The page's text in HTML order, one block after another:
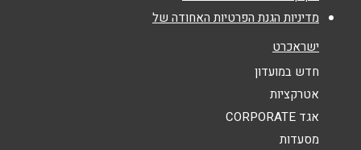
אנא חזרו אלי בקשר ל...
הודעה
מדיניות הגנת הפרטיות האחודה של
ישראכרט
חדש במועדון
אטרקציות
אגד CORPORATE
מסעדות